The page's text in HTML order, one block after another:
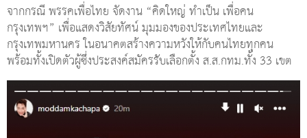
จากกรณี พรรคเพื่อไทย จัดงาน “คิดใหญ่ ทำเป็น เพื่อคน
กรุงเทพฯ” เพื่อแสดงวิสัยทัศน์ มุมมองของประเทศไทยและ
กรุงเทพมหานคร ในอนาคตสร้างความหวังให้กับคนไทยทุกคน
พร้อมทั้งเปิดตัวผู้ซึ่งประสงค์สมัครรับเลือกตั้ง ส.ส.กทม.ทั้ง 33 เขต